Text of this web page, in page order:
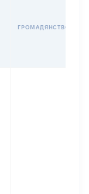
ГРОМАДЯНСТВО